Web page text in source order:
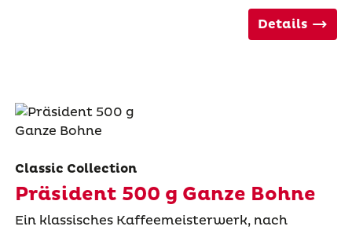
Details
Classic Collection
Präsident 500 g Ganze Bohne
Ein klassisches Kaffeemeisterwerk, nach